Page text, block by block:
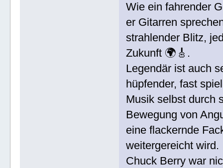
Wie ein fahrender
er Gitarren
strahlender Blitz,
Zukunft 🌍🎸.
Legendär ist auch
hüpfender, fast
Musik selbst durch
Bewegung von
eine flackernde
weitergereicht wird.
Chuck Berry war